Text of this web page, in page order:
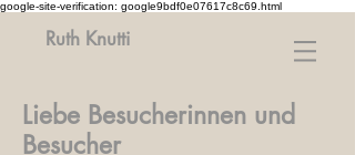
google-site-verification: google9bdf0e07617c8c69.html
Ruth Knutti
Liebe Besucherinnen und
Besucher